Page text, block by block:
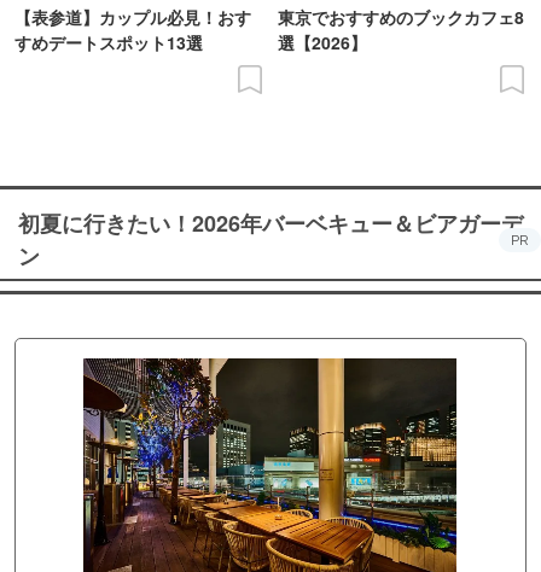
【表参道】カップル必見！おす
すめデートスポット13選
東京でおすすめのブックカフェ8
選【2026】
初夏に行きたい！2026年バーベキュー＆ビアガーデ
ン
PR